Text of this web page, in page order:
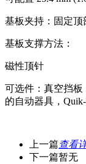
基板夹持：固定
基板支撑方法：
磁性顶针
可选件：真空挡板
的自动器具，
上一篇查看
下一篇暂无